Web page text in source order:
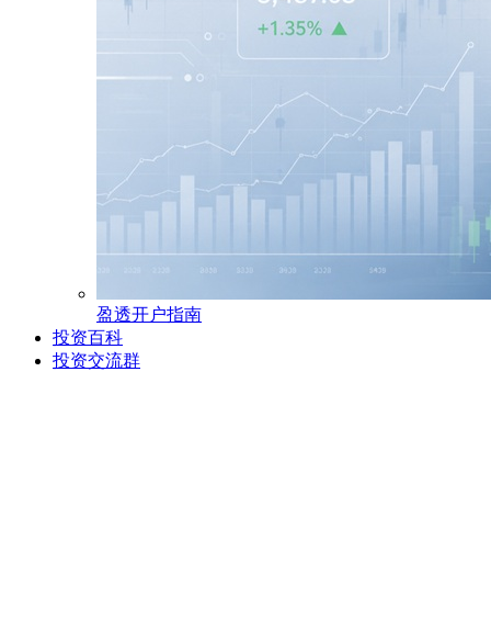
盈透开户指南
投资百科
投资交流群